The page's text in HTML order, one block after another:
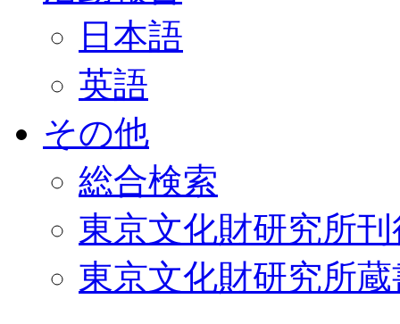
日本語
英語
その他
総合検索
東京文化財研究所
東京文化財研究所